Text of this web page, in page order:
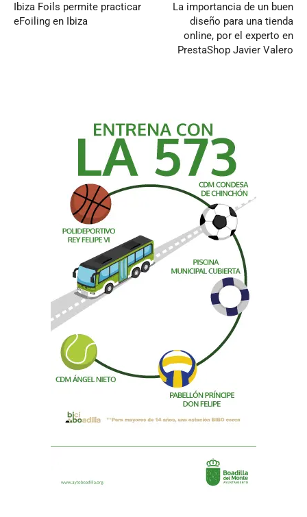
Ibiza Foils permite practicar
eFoiling en Ibiza
La importancia de un buen
diseño para una tienda
online, por el experto en
PrestaShop Javier Valero